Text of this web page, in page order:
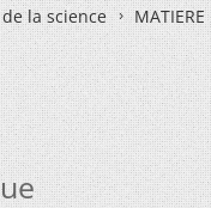
la science MATIERE